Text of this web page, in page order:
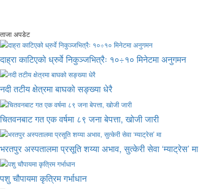
ताजा अपडेट
दाह्रा काटिएको ध्रुर्वे निकुञ्जभित्रैः १०÷१० मिनेटमा अनुगमन
नदी तटीय क्षेत्रमा बाघको सङ्ख्या धेरै
चितवनबाट गत एक वर्षमा ८९ जना बेपत्ता, खोजी जारी
भरतपुर अस्पतालमा प्रसूति शय्या अभाव, सुत्केरी सेवा ‘म्याट्रेस’ मा
पशु चौपायमा कृत्रिम गर्भाधान